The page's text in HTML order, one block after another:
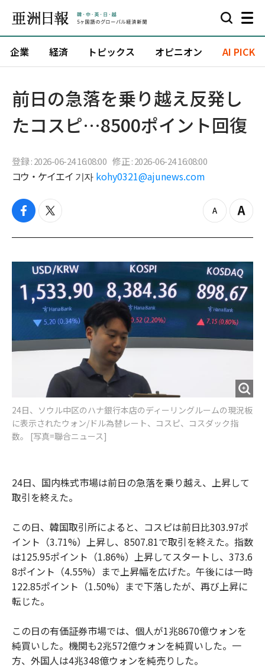
企業 経済 トピックス オピニオン AI PICK
前日の急落を乗り越え反発し
たコスピ…8500ポイント回復
登録 : 2026-06-24 16:08:00 修正 : 2026-06-24 16:08:00
コウ・ケイエイ 기자 kohy0321@ajunews.com
f
c
b
o
k
t
i
t
e
r
z
o
o
u
t
Z
o
i
n
24日、ソウル中区のハナ銀行本店のディーリングルームの現況板
に表示されたウォン/ドル為替レート、コスピ、コスダック指
数。 [写真=聯合ニュース]
24日、国内株式市場は前日の急落を乗り越え、上昇して
取引を終えた。
この日、韓国取引所によると、コスピは前日比303.97ポ
イント（3.71%）上昇し、8507.81で取引を終えた。指数
は125.95ポイント（1.86%）上昇してスタートし、373.6
8ポイント（4.55%）まで上昇幅を広げた。午後には一時
122.85ポイント（1.50%）まで下落したが、再び上昇に
転じた。
この日の有価証券市場では、個人が1兆8670億ウォンを
純買いした。機関も2兆572億ウォンを純買いした。一
方、外国人は4兆348億ウォンを純売りした。